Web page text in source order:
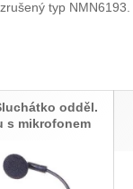
typ NMN6193
odděl.
s mikrofonem